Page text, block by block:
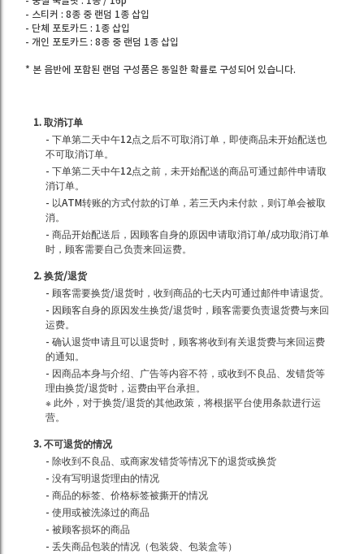
- 스티커 : 8종 중 랜덤 1종 삽입
- 단체 포토카드 : 1종 삽입
- 개인 포토카드 : 8종 중 랜덤 1종 삽입
* 본 음반에 포함된 랜덤 구성품은 동일한 확률로 구성되어 있습니다.
1. 取消订单
- 下单第二天中午12点之后不可取消订单，即使商品未开始配送也
不可取消订单。
- 下单第二天中午12点之前，未开始配送的商品可通过邮件申请取
消订单。
- 以ATM转账的方式付款的订单，若三天内未付款，则订单会被取
消。
- 商品开始配送后，因顾客自身的原因申请取消订单/成功取消订单
时，顾客需要自己负责来回运费。
2. 换货/退货
- 顾客需要换货/退货时，收到商品的七天内可通过邮件申请退货。
- 因顾客自身的原因发生换货/退货时，顾客需要负责退货费与来回
运费。
- 确认退货申请且可以退货时，顾客将收到有关退货费与来回运费
的通知。
- 因商品本身与介绍、广告等内容不符，或收到不良品、发错货等
理由换货/退货时，运费由平台承担。
※ 此外，对于换货/退货的其他政策，将根据平台使用条款进行运
营。
3. 不可退货的情况
- 除收到不良品、或商家发错货等情况下的退货或换货
- 没有写明退货理由的情况
- 商品的标签、价格标签被撕开的情况
- 使用或被洗涤过的商品
- 被顾客损坏的商品
- 丢失商品包装的情况（包装袋、包装盒等）